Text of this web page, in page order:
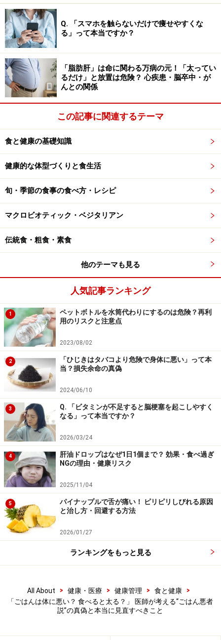
ごはんは健康に悪い？ ごはんが主食の国々
が、平均寿命の上位を占める事実
昔ながらの食卓に並ぶ白ごはん。主食にしている日本人の寿
命は？
「ごはんは体によくない」とおっしゃる患者さんには、
「日本人の平均寿命をご存じですか？」とよく質問しま
す。もちろんご存じの方も多いですが、意外と「？」と
いう顔をされる方もいます。
日本人が長寿であることは有名ですが、2025年に
WHO（世界保健機関）が発表した世界185カ国の平均寿
命ランキング（男女合計）では、日本は84.46歳で第1位
です。また、2024年の厚生労働省の報告では、日本の女
もちろん、高い平均寿命の維持には、国民皆保険制度を
ども関係しているでしょう。いわゆる「失われた30年」
と呼ばれる経済的な停滞期においても、日本の平均寿命
は依然としてトップレベルを保っているのです。
さらに注目すべきは、平均寿命第2位がシンガポール
（83.86歳）、第3位が大韓民国（83.80歳）と、上位3カ
国がいずれもお米を主食とする国である点です。もちろ
ん、平均寿命の高さをごはんだけで説明することはでき
ません。しかし少なくとも、「ごはんを主食にしてきた
食文化＝不健康」と単純に決めつけることはできないで
しょう。
ごはんの摂取量は、がん発生のリスクと関
係があるのか
近年、若年者のがんが増加していることは世界的にも問
題となっており、日本でもがんへの関心は高まっていま
す。では、ごはんの摂取はがん発生のリスクと関係があ
るのでしょうか。
アメリカ・カリフォルニア州の女性教師・学校職員を対
模前向きコホート研究では、ごはんの摂取とがんの関係
ん・膀胱がんについてはリスクの増加は見られず、乳が
んについてはごくわずかに1.07倍のリスク増加がありま
した。なお、この研究はアメリカでのものであり、ごは
Q. 「スマホを触らないだけで痩せやすくな
る」って本当ですか？
「脂肪肝」は命に関わる万病の元！「太ってい
るだけ」と放置は危険？ 心疾患・脳卒中・が
んとの関係
この記事に関連するテーマ
食と健康の基礎知識
健康的な体型づくりと食生活
旬・季節の食事の食べ方・レシピ
マクロビオティック・ベジタリアン
伝統食・粗食・素食
他のテーマも見る
人気記事ランキング
1
ペットボトルを水筒代わりにするのは危険？再利
用のリスクと注意点
2023/08/02
2
「ひじきはタバコより危険で身体に悪い」って本
当？損失余命の真偽
2024/06/10
3
Q. 「ビタミンが不足すると脳梗塞を起こしやすく
なる」って本当ですか？
2026/03/24
4
肝油ドロップはなぜ1日1個まで？ 効果・食べ過ぎ
NGの理由・健康リスク
2025/11/04
5
パイナップルで舌が痛い！ ピリピリしびれる原因
と治し方・回避する方法
2026/01/27
ランキングをもっと見る
All About > 健康・医療 > 健康管理 > 食と健康
>
「ごはんは体に悪い？ 食べると太る？」 医師が考える“ごはん悪者
説”の真偽と本当に見直すべきこと